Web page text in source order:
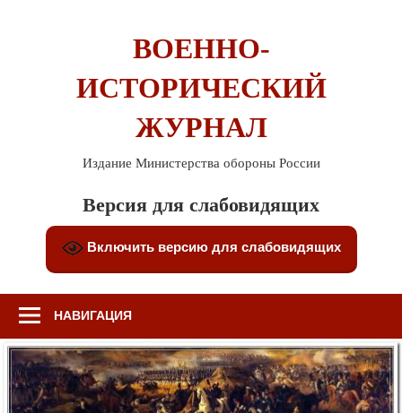
ВОЕННО-
ИСТОРИЧЕСКИЙ
ЖУРНАЛ
Издание Министерства обороны России
Версия для слабовидящих
Включить версию для слабовидящих
НАВИГАЦИЯ